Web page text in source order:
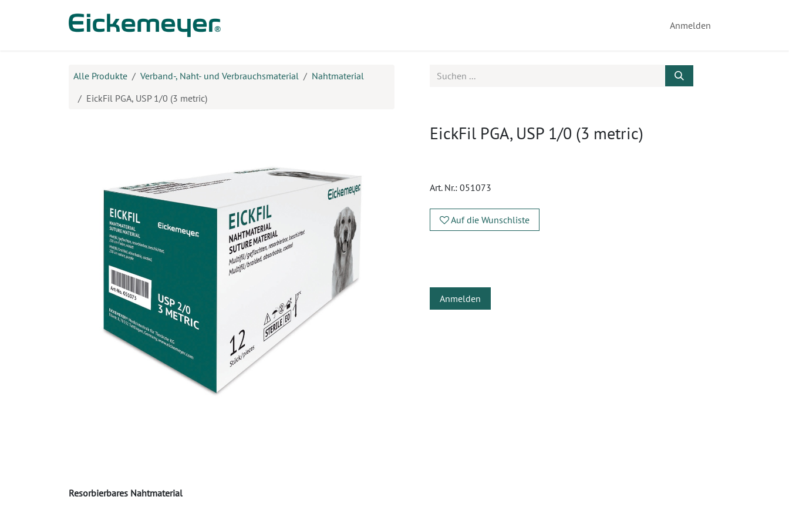
Anmelden
Alle Produkte Verband-, Naht- und Verbrauchsmaterial
Nahtmaterial
EickFil PGA, USP 1/0 (3 metric)
EickFil PGA, USP 1/0 (3 metric)
Art. Nr.: 051073
Auf die Wunschliste
Anmelden
Resorbierbares Nahtmaterial